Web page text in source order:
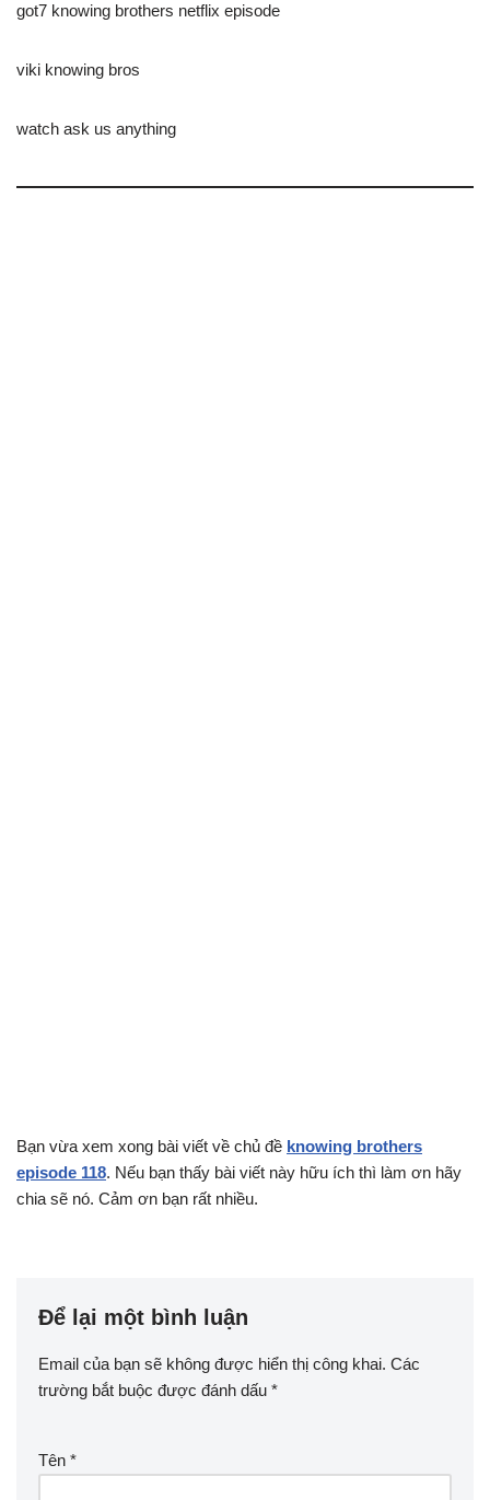
got7 knowing brothers netflix episode
viki knowing bros
watch ask us anything
Bạn vừa xem xong bài viết về chủ đề knowing brothers
episode 118. Nếu bạn thấy bài viết này hữu ích thì làm ơn hãy
chia sẽ nó. Cảm ơn bạn rất nhiều.
Để lại một bình luận
Email của bạn sẽ không được hiển thị công khai. Các
trường bắt buộc được đánh dấu *
Tên *